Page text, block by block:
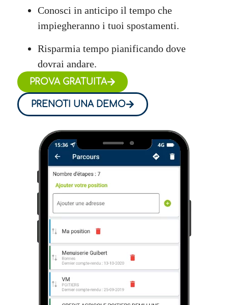
Conosci in anticipo il tempo che
impiegheranno i tuoi spostamenti.
Risparmia tempo pianificando dove
dovrai andare.
PROVA GRATUITA
PRENOTI UNA DEMO